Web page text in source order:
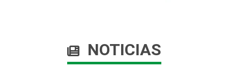
NOTICIAS